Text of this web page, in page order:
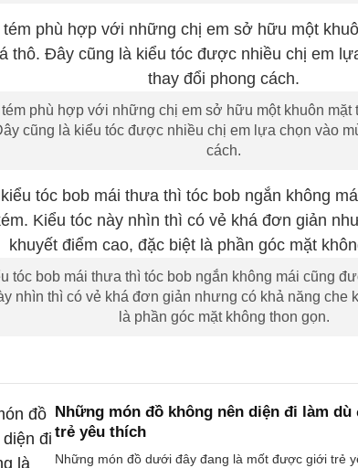
phù hợp với những chị em sở hữu một khuôn mặt
cũng là kiểu tóc được nhiều chị em lựa chọn vào
cách.
tóc bob mái thưa thì tóc bob ngắn không mái cũng
nhìn thì có vẻ khá đơn giản nhưng có khả năng che
là phần góc mặt không thon gọn.
Những món đồ không nên diện đi làm
trẻ yêu thích
Những món đồ dưới đây đang là mốt được giới trẻ